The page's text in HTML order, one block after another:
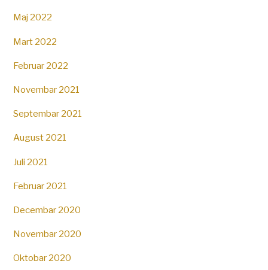
Maj 2022
Mart 2022
Februar 2022
Novembar 2021
Septembar 2021
August 2021
Juli 2021
Februar 2021
Decembar 2020
Novembar 2020
Oktobar 2020